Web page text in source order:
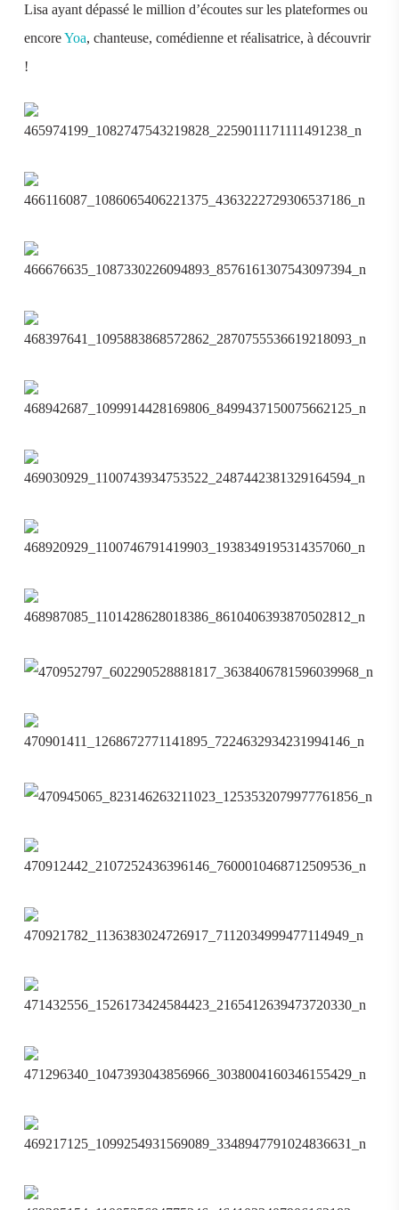
Lisa ayant dépassé le million d’écoutes sur les plateformes ou
encoreYoa, chanteuse, comédienne et réalisatrice, à découvrir
!